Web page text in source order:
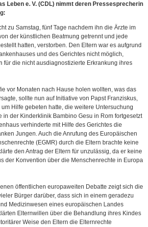
Leben e. V. (CDL) nimmt deren Pressesprecherin
zu Samstag, fünf Tage nachdem ihn die Ärzte im
der künstlichen Beatmung getrennt und jede
hatten, verstorben. Den Eltern war es aufgrund
und des Gerichtes nicht möglich,
für die nicht ausdiagnostizierte Erkrankung ihres
vor Monaten nach Hause holen wollten, was das
sollte nun auf Initiative von Papst Franziskus,
Hilfe gebeten hatte, die weitere Untersuchung
in der Kinderklinik Bambino Gesu in Rom fortgesetzt
verhinderte mit Hilfe des Gerichtes die
Jungen. Auch die Anrufung des Europäischen
(EGMR) durch die Eltern brachte keine
den Antrag der Eltern für unzulässig, da er keine
der Konvention über die Menschenrechte in Europa
öffentlichen europaweiten Debatte zeigt sich die
Bürger darüber, dass sich in einem geradezu
Medizinwesen eines europäischen Landes
Elternwillen über die Behandlung ihres Kindes
Weise den Eltern die Elternrechte